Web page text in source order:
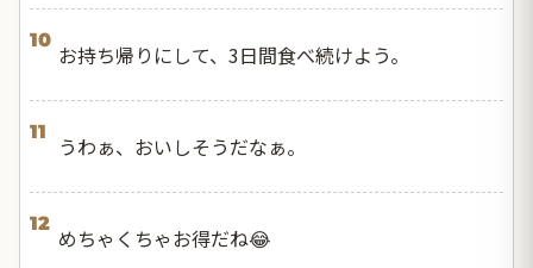
10
お持ち帰りにして、3日間食べ続けよう。
11
うわぁ、おいしそうだなぁ。
12
めちゃくちゃお得だね😂